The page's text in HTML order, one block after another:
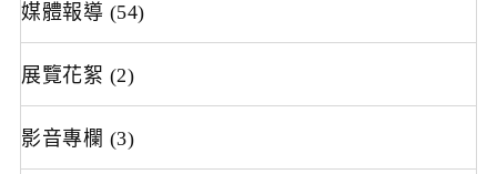
媒體報導 (54)
展覽花絮 (2)
影音專欄 (3)